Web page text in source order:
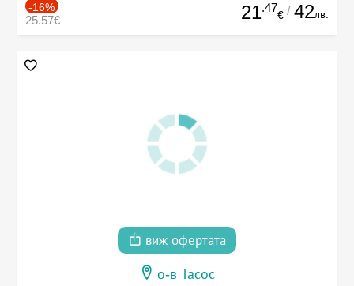
-16%
25.57€ 21.47
€ / 42лв.
виж офертата
о-в Тасос